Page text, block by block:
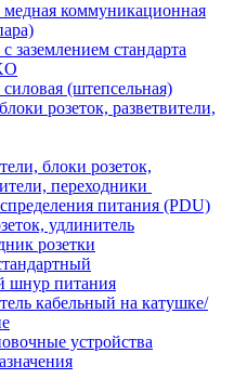
медная коммуникационная
с заземлением стандарта
силовая (штепсельная)
розеток, разветвители,
блоки розеток,
переходники
питания (PDU)
удлинитель
розетки
шнур питания
кабельный на катушке/
устройства